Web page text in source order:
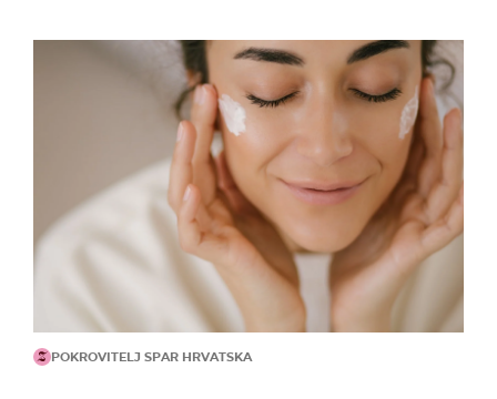
POKROVITELJ SPAR HRVATSKA